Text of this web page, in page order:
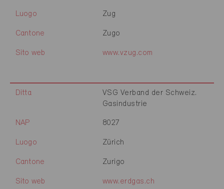
Luogo Zug
Cantone Zugo
Sito web www.vzug.com
Ditta
VSG Verband der Schweiz.
Gasindustrie
NAP 8027
Luogo Zürich
Cantone Zurigo
Sito web www.erdgas.ch